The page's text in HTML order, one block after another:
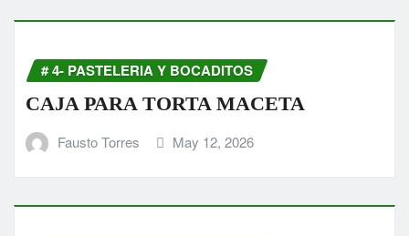
# 4- PASTELERIA Y BOCADITOS
CAJA PARA TORTA MACETA
Fausto Torres May 12, 2026